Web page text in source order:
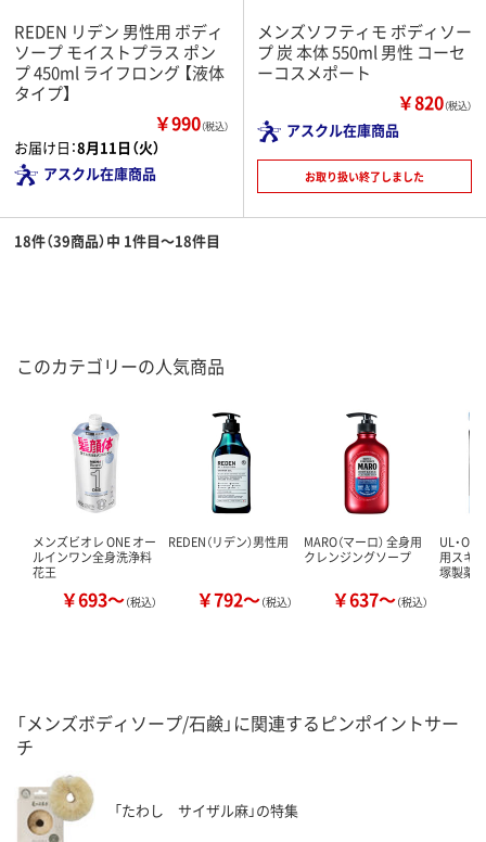
REDEN リデン 男性用 ボディ
ソープ モイストプラス ポン
プ 450ml ライフロング 【液体
タイプ】
￥990（税込）
お届け日：8月11日（火）
アスクル在庫商品
メンズソフティモ ボディソー
プ 炭 本体 550ml 男性 コーセ
ーコスメポート
￥820（税込）
アスクル在庫商品
お取り扱い終了しました
18件（39商品）中 1件目～18件目
このカテゴリーの人気商品
メンズビオレ ONE オー
ルインワン全身洗浄料
花王
￥693～（税込）
REDEN（リデン）男性用
￥792～（税込）
MARO（マーロ） 全身用
クレンジングソープ
￥637～（税込）
UL・OS
用スキ
塚製薬
「メンズボディソープ/石鹸」に関連するピンポイントサー
チ
「たわし サイザル麻」の特集